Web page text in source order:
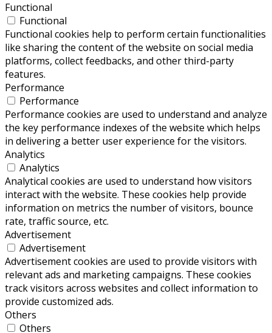
Functional
Functional
Functional cookies help to perform certain functionalities
like sharing the content of the website on social media
platforms, collect feedbacks, and other third-party
features.
Performance
Performance
Performance cookies are used to understand and analyze
the key performance indexes of the website which helps
in delivering a better user experience for the visitors.
Analytics
Analytics
Analytical cookies are used to understand how visitors
interact with the website. These cookies help provide
information on metrics the number of visitors, bounce
rate, traffic source, etc.
Advertisement
Advertisement
Advertisement cookies are used to provide visitors with
relevant ads and marketing campaigns. These cookies
track visitors across websites and collect information to
provide customized ads.
Others
Others